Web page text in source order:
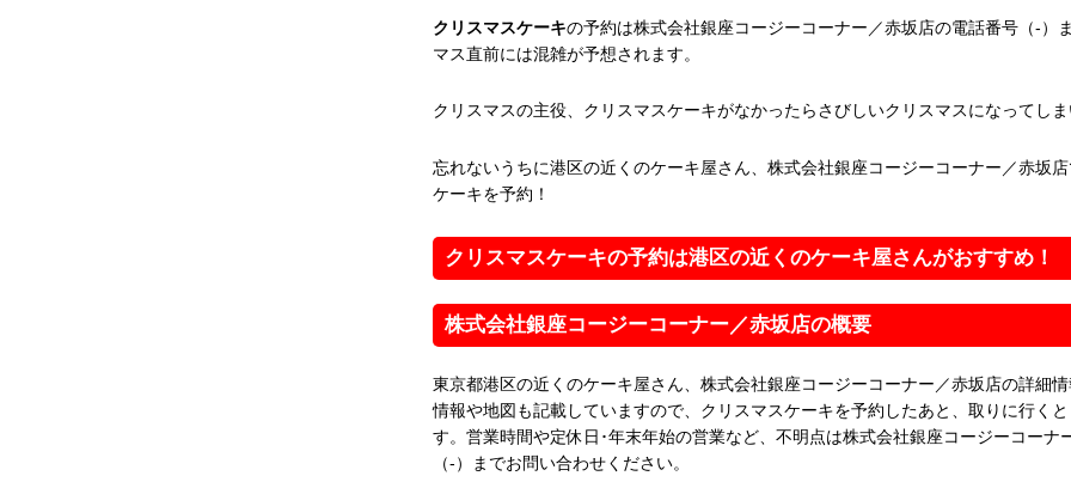
クリスマスケーキの予約は株式会社銀座コージーコーナー／赤坂店の電話番号（-）
マス直前には混雑が予想されます。
クリスマスの主役、クリスマスケーキがなかったらさびしいクリスマスになってし
忘れないうちに港区の近くのケーキ屋さん、株式会社銀座コージーコーナー／赤坂
ケーキを予約！
クリスマスケーキの予約は港区の近くのケーキ屋さんがおすすめ！
株式会社銀座コージーコーナー／赤坂店の概要
東京都港区の近くのケーキ屋さん、株式会社銀座コージーコーナー／赤坂店の詳細
情報や地図も記載していますので、クリスマスケーキを予約したあと、取りに行く
す。営業時間や定休日･年末年始の営業など、不明点は株式会社銀座コージーコーナ
（-）までお問い合わせください。